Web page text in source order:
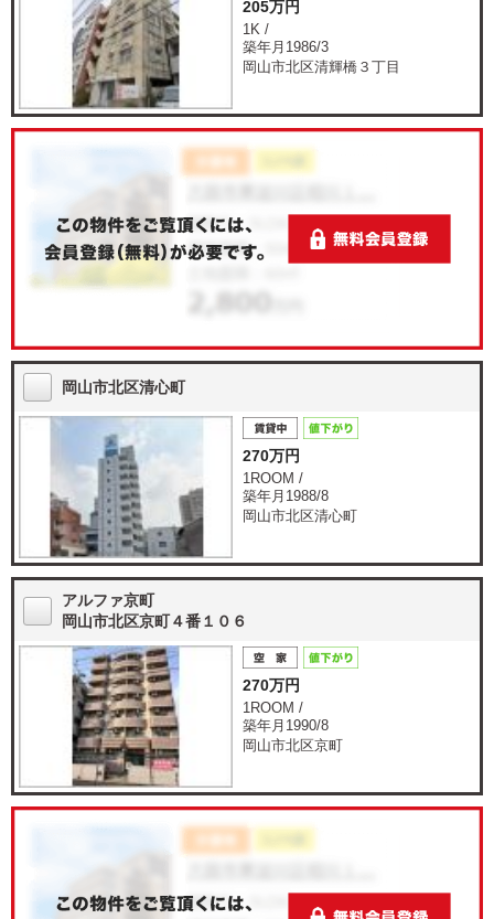
205万円
1K /
築年月1986/3
岡山市北区清輝橋３丁目
岡山市北区清心町
270万円
1ROOM /
築年月1988/8
岡山市北区清心町
アルファ京町
岡山市北区京町４番１０６
270万円
1ROOM /
築年月1990/8
岡山市北区京町